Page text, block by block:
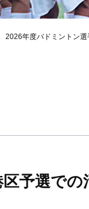
2026年度バドミントン
予選での